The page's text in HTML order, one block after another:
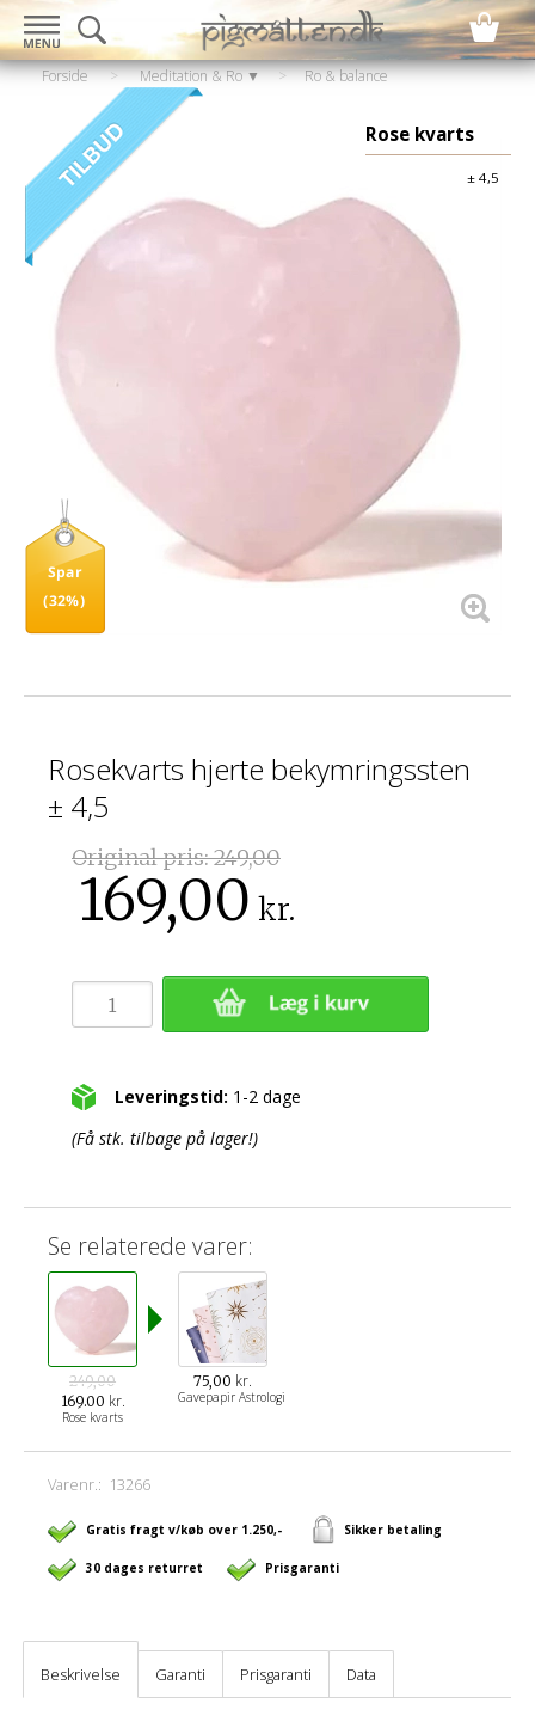
Forside > Meditation & Ro ▼ >
Ro & balance
Krystaller & sten
Rose kvarts
± 4,5
Spar
(32%)
Rosekvarts hjerte bekymringssten
± 4,5
Original pris:249,00
169,00 kr.
Leveringstid: 1-2 dage
(Få stk. tilbage på lager!)
Se relaterede varer:
249,00
169.00 kr.
Rose kvarts
75,00 kr.
Gavepapir Astrologi
Varenr.: 13266
Gratis fragt v/køb over 1.250,- Sikker betaling
30 dages returret Prisgaranti
Beskrivelse Garanti Prisgaranti Data